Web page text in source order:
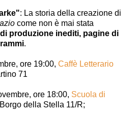
: La storia della creazione di
come non è mai stata
produzione inediti, pagine di
.
ore 19:00, Caffè Letterario
71
ore 18:00, Scuola di
della Stella 11/R;